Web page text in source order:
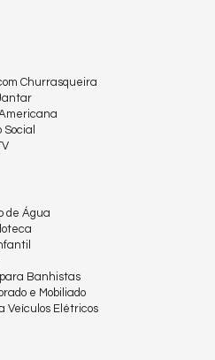
Churrasqueira
de Água
Banhistas
e Mobiliado
Veículos Elétricos